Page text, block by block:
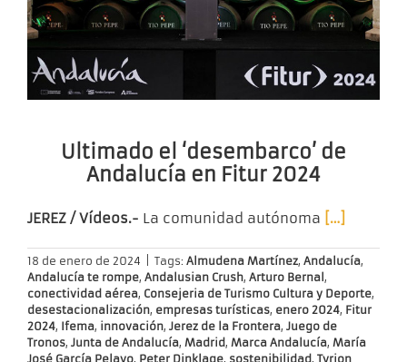
Ultimado el ‘desembarco’ de
Andalucía en Fitur 2024
JEREZ / Vídeos.- La comunidad autónoma […]
18 de enero de 2024 Tags: Almudena Martínez, Andalucía,
Andalucía te rompe, Andalusian Crush, Arturo Bernal,
conectividad aérea, Consejeria de Turismo Cultura y Deporte,
desestacionalización, empresas turísticas, enero 2024, Fitur
2024, Ifema, innovación, Jerez de la Frontera, Juego de
Tronos, Junta de Andalucía, Madrid, Marca Andalucía, María
José García Pelayo, Peter Dinklage, sostenibilidad, Tyrion